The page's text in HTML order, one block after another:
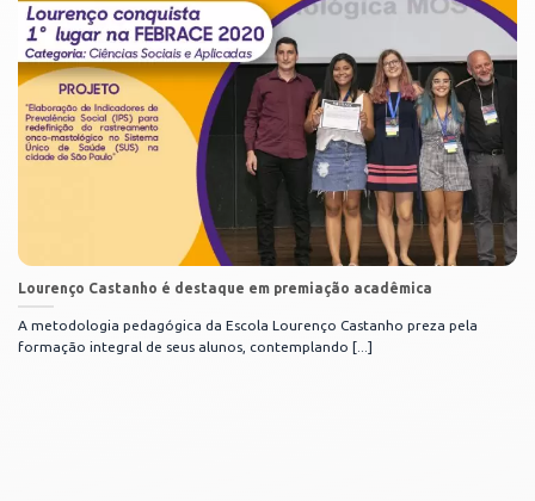
Lourenço Castanho é destaque em premiação acadêmica
A metodologia pedagógica da Escola Lourenço Castanho preza pela
formação integral de seus alunos, contemplando [...]